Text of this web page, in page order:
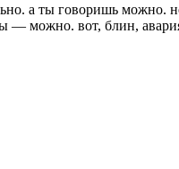
а ты говоришь можно.
— можно. вот, блин,